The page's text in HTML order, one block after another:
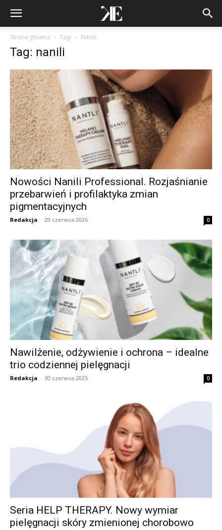
Strona główna Tagi Nanili
Tag: nanili
Nowości Nanili Professional. Rozjaśnianie
przebarwień i profilaktyka zmian
pigmentacyjnych
Redakcja - 29 czerwca 2026 0
Nawilżenie, odżywienie i ochrona – idealne
trio codziennej pielęgnacji
Redakcja - 30 czerwca 2025 0
Seria HELP THERAPY. Nowy wymiar
pielęgnacji skóry zmienionej chorobowo